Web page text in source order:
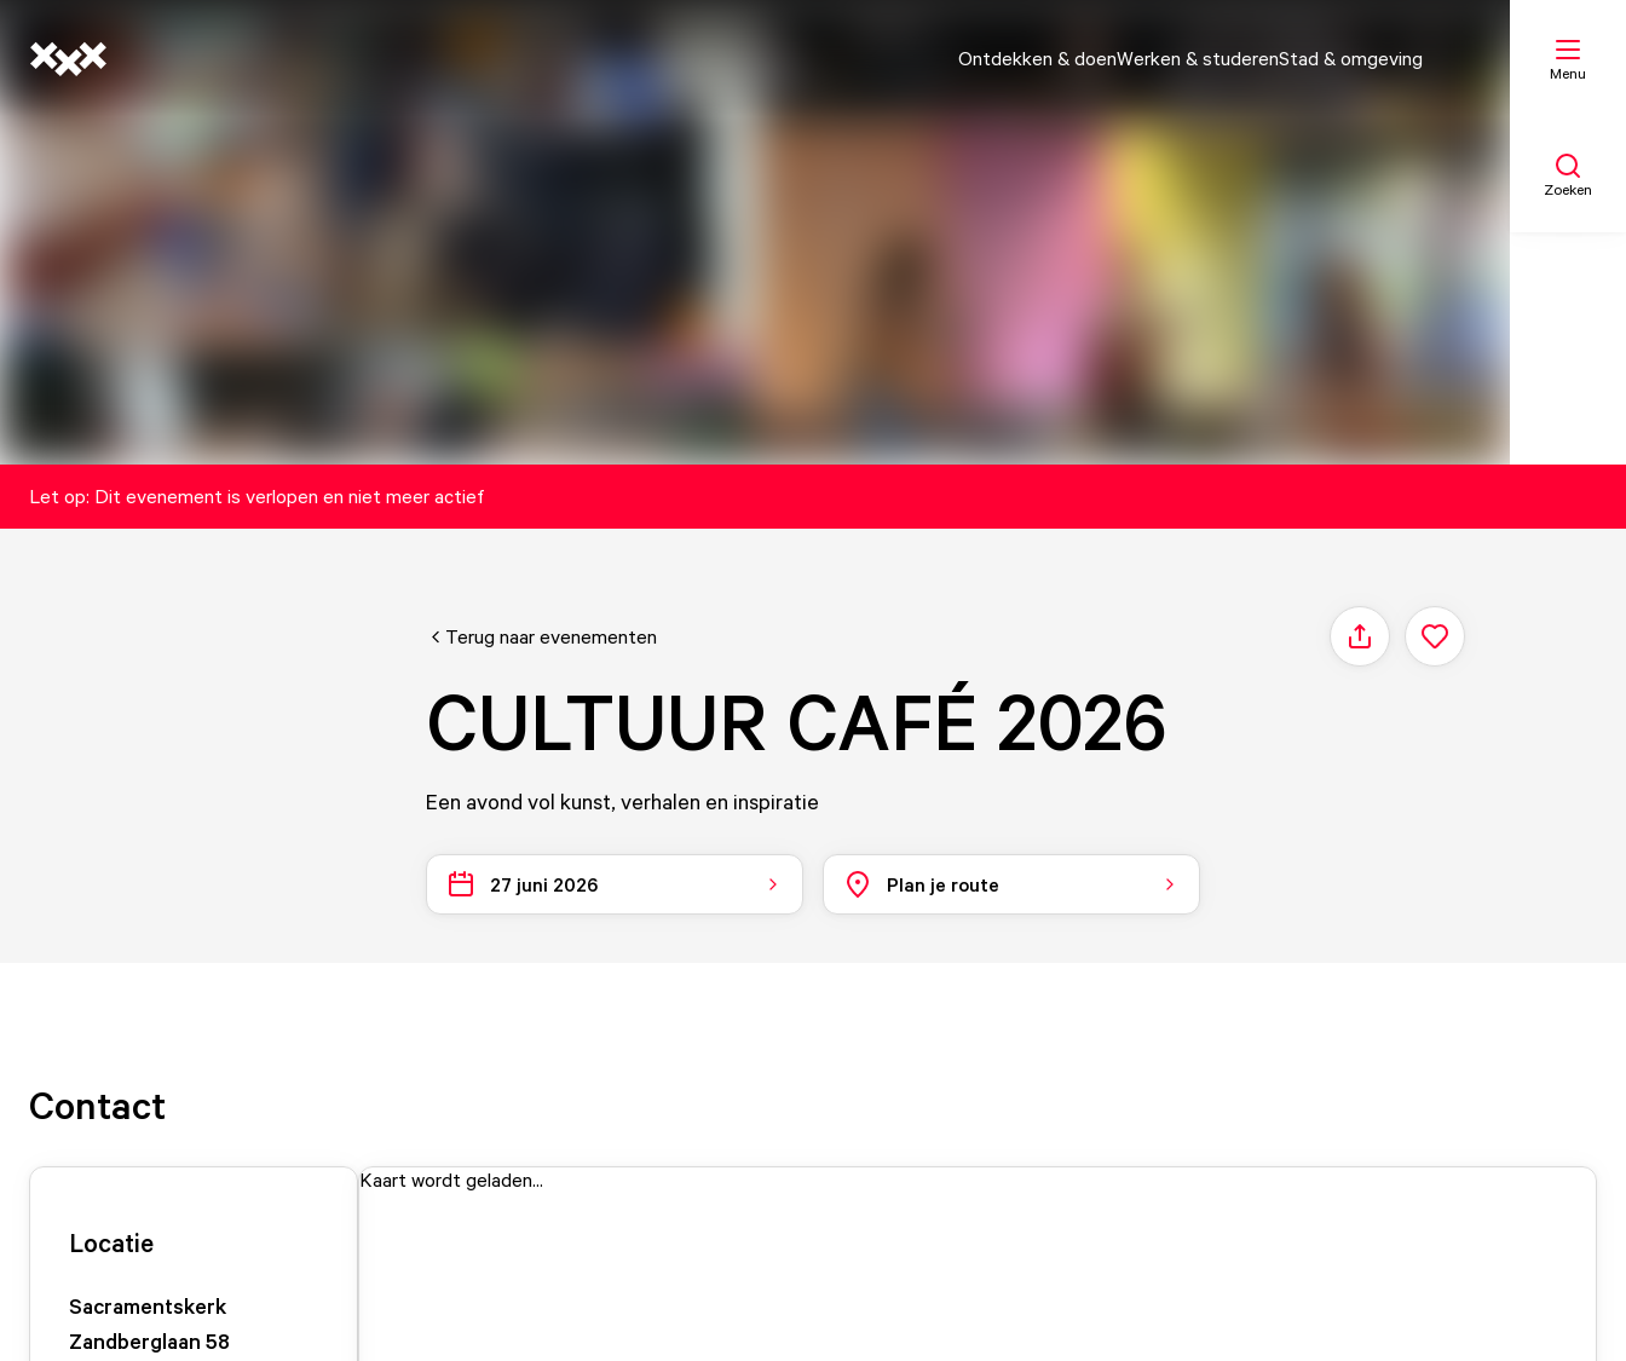
Ontdekken & doenWerken & studerenStad & omgeving
Menu
Zoeken
Let op: Dit evenement is verlopen en niet meer actief
Terug naar evenementen Delen
CULTUUR CAFÉ 2026
Een avond vol kunst, verhalen en inspiratie
27 juni 2026 Plan je route
Contact
Locatie
Sacramentskerk
Zandberglaan 58
Kaart wordt geladen...